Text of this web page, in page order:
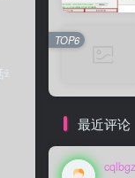
活动
TOP6
最近评论
TOP6